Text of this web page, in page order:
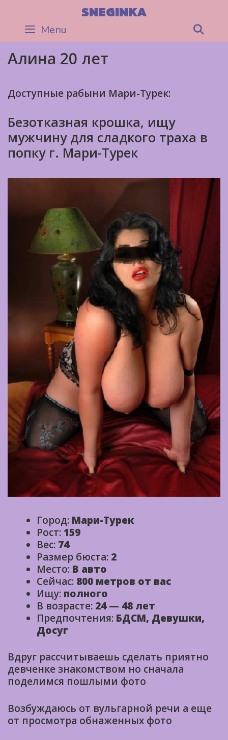
content
SNEGINKA
Menu
Алина 20 лет
Доступные рабыни Мари-Турек:
Безотказная крошка, ищу
мужчину для сладкого траха в
попку г. Мари-Турек
Город: Мари-Турек
Рост: 159
Вес: 74
Размер бюста: 2
Место: В авто
Сейчас: 800 метров от вас
Ищу: полного
В возрасте: 24 — 48 лет
Предпочтения: БДСМ, Девушки,
Досуг
Вдруг рассчитываешь сделать приятно
девченке знакомством но сначала
поделимся пошлыми фото
Возбуждаюсь от вульгарной речи а еще
от просмотра обнаженных фото